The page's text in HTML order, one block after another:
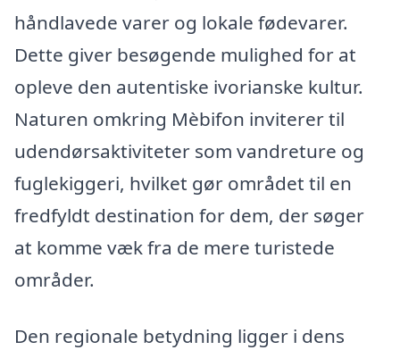
håndlavede varer og lokale fødevarer.
Dette giver besøgende mulighed for at
opleve den autentiske ivorianske kultur.
Naturen omkring Mèbifon inviterer til
udendørsaktiviteter som vandreture og
fuglekiggeri, hvilket gør området til en
fredfyldt destination for dem, der søger
at komme væk fra de mere turistede
områder.
Den regionale betydning ligger i dens